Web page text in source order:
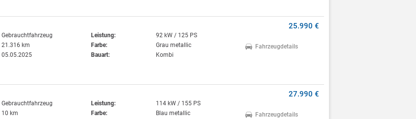
Gebrauchtfahrzeug
21.316 km
05.05.2025
Leistung:
92 kW / 125 PS
Farbe:
Grau metallic
Bauart:
Kombi
25.990 €
Fahrzeugdetails
Gebrauchtfahrzeug
10 km
Leistung:
114 kW / 155 PS
Farbe:
Blau metallic
27.990 €
Fahrzeugdetails